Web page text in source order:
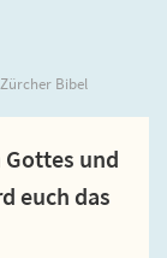
Zürcher Bibel
Gottes und
euch das